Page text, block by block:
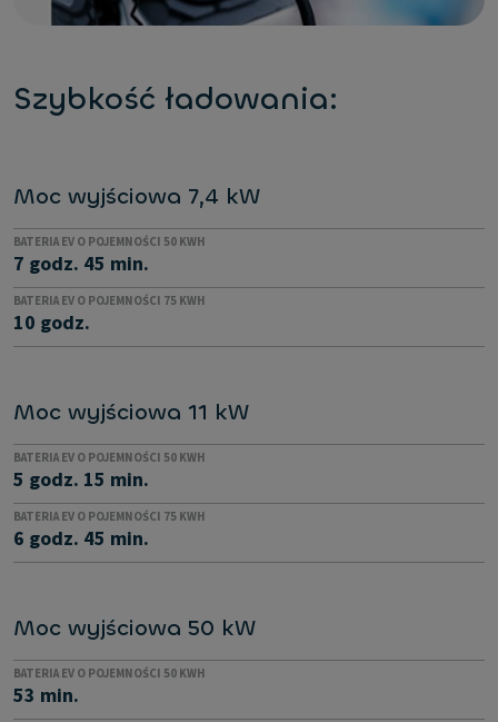
Szybkość ładowania:
Moc wyjściowa 7,4 kW
BATERIA EV O POJEMNOŚCI 50 KWH
7 godz. 45 min.
BATERIA EV O POJEMNOŚCI 75 KWH
10 godz.
Moc wyjściowa 11 kW
BATERIA EV O POJEMNOŚCI 50 KWH
5 godz. 15 min.
BATERIA EV O POJEMNOŚCI 75 KWH
6 godz. 45 min.
Moc wyjściowa 50 kW
BATERIA EV O POJEMNOŚCI 50 KWH
53 min.